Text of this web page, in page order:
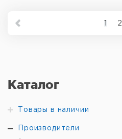
Каталог
Товары в наличии
Производители
1 2